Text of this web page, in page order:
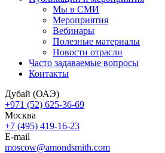
Мы в СМИ
Мероприятия
Вебинары
Полезные материалы
Новости отрасли
Часто задаваемые вопросы
Контакты
Дубай (ОАЭ)
+971 (52) 625-36-69
Москва
+7 (495) 419-16-23
E-mail
moscow@amondsmith.com